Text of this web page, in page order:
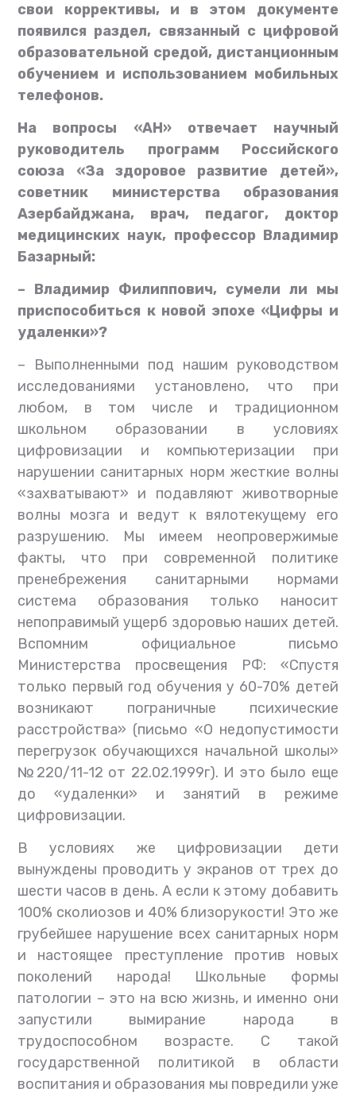
свои коррективы, и в этом документе
появился раздел, связанный с цифровой
образовательной средой, дистанционным
обучением и использованием мобильных
телефонов.
На вопросы «АН» отвечает научный
руководитель программ Российского
союза «За здоровое развитие детей»,
советник министерства образования
Азербайджана, врач, педагог, доктор
медицинских наук, профессор Владимир
Базарный:
– Владимир Филиппович, сумели ли мы
приспособиться к новой эпохе «Цифры и
удаленки»?
– Выполненными под нашим руководством
исследованиями установлено, что при
любом, в том числе и традиционном
школьном образовании в условиях
цифровизации и компьютеризации при
нарушении санитарных норм жесткие волны
«захватывают» и подавляют животворные
волны мозга и ведут к вялотекущему его
разрушению. Мы имеем неопровержимые
факты, что при современной политике
пренебрежения санитарными нормами
система образования только наносит
непоправимый ущерб здоровью наших детей.
Вспомним официальное письмо
Министерства просвещения РФ: «Спустя
только первый год обучения у 60-70% детей
возникают пограничные психические
расстройства» (письмо «О недопустимости
перегрузок обучающихся начальной школы»
№220/11-12 от 22.02.1999г). И это было еще
до «удаленки» и занятий в режиме
цифровизации.
В условиях же цифровизации дети
вынуждены проводить у экранов от трех до
шести часов в день. А если к этому добавить
100% сколиозов и 40% близорукости! Это же
грубейшее нарушение всех санитарных норм
и настоящее преступление против новых
поколений народа! Школьные формы
патологии – это на всю жизнь, и именно они
запустили вымирание народа в
трудоспособном возрасте. С такой
государственной политикой в области
воспитания и образования мы повредили уже